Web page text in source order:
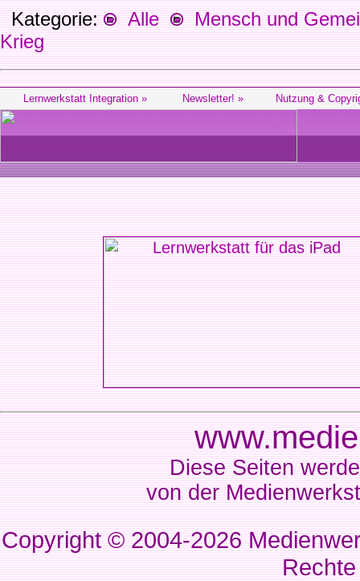
Kategorie: Alle
Mensch und
Krieg
Lernwerkstatt Integration » Newsletter! » Nutzung &
Diese Seiten
von der
Copyright © 2004-2026